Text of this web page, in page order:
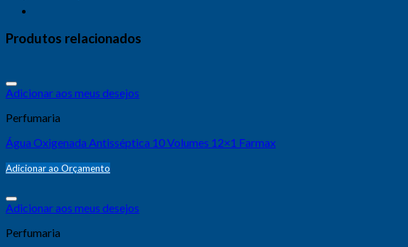
Produtos relacionados
Adicionar aos meus desejos
Perfumaria
Água Oxigenada Antisséptica 10 Volumes 12×1 Farmax
Adicionar ao Orçamento
Adicionar aos meus desejos
Perfumaria